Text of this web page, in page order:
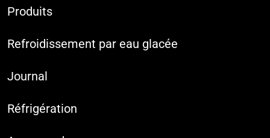
Produits
Refroidissement par eau glacée
Journal
Réfrigération